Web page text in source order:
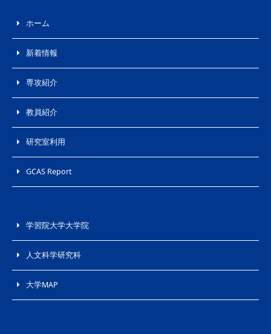
ホーム
新着情報
専攻紹介
教員紹介
研究室利用
GCAS Report
学習院大学大学院
人文科学研究科
大学MAP